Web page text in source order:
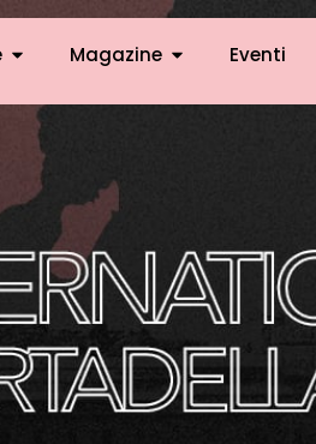
Magazine Eventi